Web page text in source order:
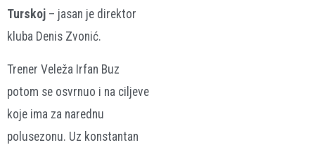
Turskoj – jasan je direktor
kluba Denis Zvonić.
Trener Veleža Irfan Buz
potom se osvrnuo i na ciljeve
koje ima za narednu
polusezonu. Uz konstantan